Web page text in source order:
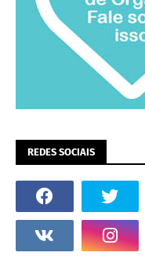
REDES SOCIAIS